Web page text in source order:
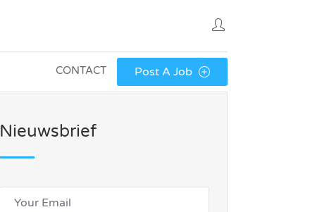
CONTACT Post A Job
Nieuwsbrief